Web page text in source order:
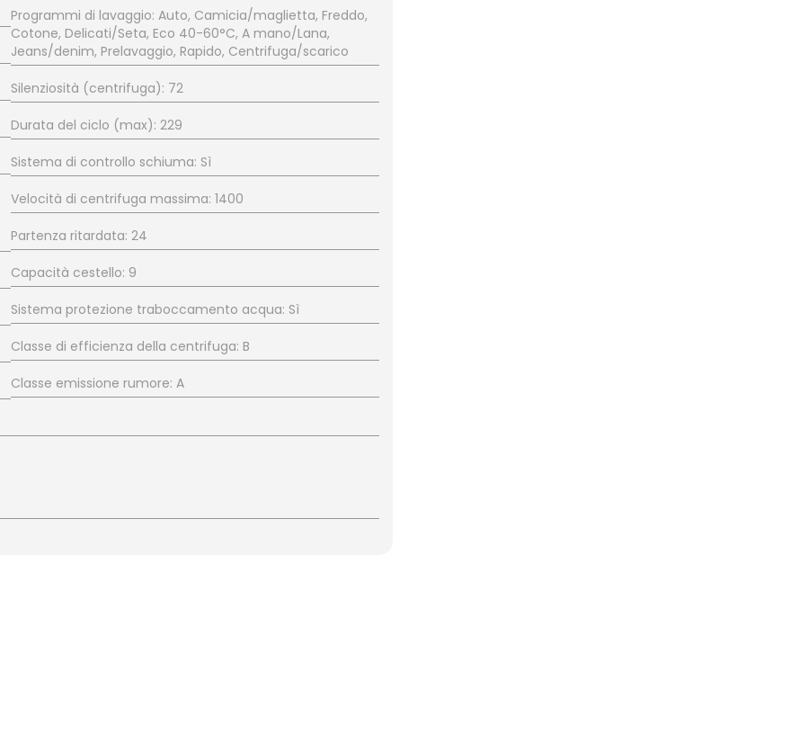
Programmi di lavaggio: Auto, Camicia/maglietta, Freddo,
Cotone, Delicati/Seta, Eco 40-60°C, A mano/Lana,
Jeans/denim, Prelavaggio, Rapido, Centrifuga/scarico
Silenziosità (centrifuga): 72
Durata del ciclo (max): 229
Sistema di controllo schiuma: Sì
Velocità di centrifuga massima: 1400
Partenza ritardata: 24
Capacità cestello: 9
Sistema protezione traboccamento acqua: Sì
Classe di efficienza della centrifuga: B
Classe emissione rumore: A